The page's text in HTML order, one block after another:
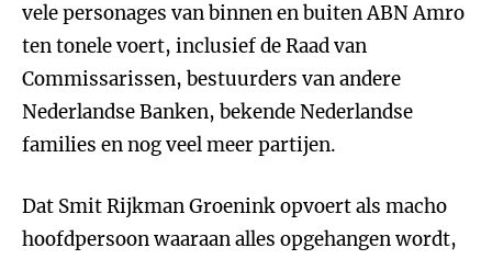
vele personages van binnen en buiten ABN Amro
ten tonele voert, inclusief de Raad van
Commissarissen, bestuurders van andere
Nederlandse Banken, bekende Nederlandse
families en nog veel meer partijen.
Dat Smit Rijkman Groenink opvoert als macho
hoofdpersoon waaraan alles opgehangen wordt,